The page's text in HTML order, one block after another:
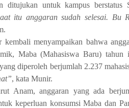
ditujukan untuk kampus berstatus
itu anggaran sudah selesai.
kembali menyampaikan bahwa
Maba (Mahasiswa Baru) tahun
diperoleh berjumlah 2.237
, kata Munir.
Anam, anggaran yang ada
keperluan konsumsi Maba dan